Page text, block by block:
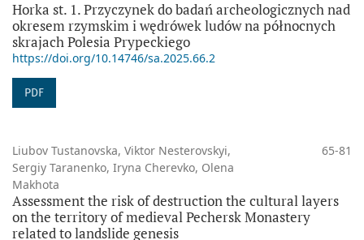
Horka st. 1. Przyczynek do badań archeologicznych nad
okresem rzymskim i wędrówek ludów na północnych
skrajach Polesia Prypeckiego
https://doi.org/10.14746/sa.2025.66.2
PDF
Liubov Tustanovska, Viktor Nesterovskyi,
Sergiy Taranenko, Iryna Cherevko, Olena
Makhota
65-81
Assessment the risk of destruction the cultural layers
on the territory of medieval Pechersk Monastery
related to landslide genesis